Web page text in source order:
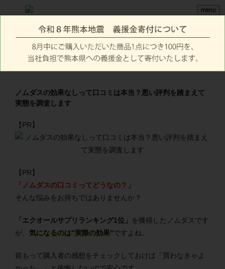
menu
ノムダスの効果なしって口コミは本当？悪い評判を踏まえて
実態を調査します
【PR】
【PR】
「ノムダスの口コミってどうなの？」
そんな悩みをお持ちではありませんか？
「エクオールサプリランキング1位」
を獲得したノムダスです
が、 気になるのは"実際の効果"ですよね。
前もって購入者の感想をチェックしておけば「買わなきゃよ